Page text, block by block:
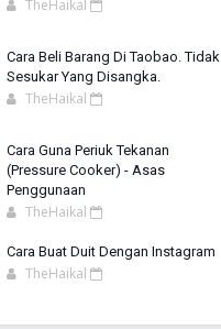
TheHaikal
Cara Beli Barang Di Taobao. Tidak
Sesukar Yang Disangka.
TheHaikal
Cara Guna Periuk Tekanan
(Pressure Cooker) - Asas
Penggunaan
TheHaikal
Cara Buat Duit Dengan Instagram
TheHaikal